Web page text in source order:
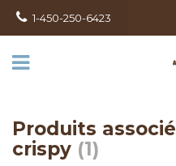
1-450-250-6423
Produits
crispy (1)